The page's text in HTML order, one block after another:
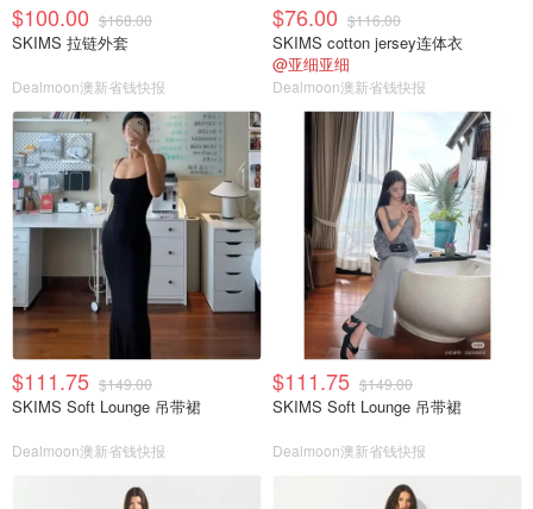
$100.00 $168.00
SKIMS 拉链外套
Dealmoon澳新省钱快报
$76.00 $116.00
SKIMS cotton jersey连体衣
@亚细亚细
Dealmoon澳新省钱快报
$111.75 $149.00
SKIMS Soft Lounge 吊带裙
Dealmoon澳新省钱快报
$111.75 $149.00
SKIMS Soft Lounge 吊带裙
Dealmoon澳新省钱快报